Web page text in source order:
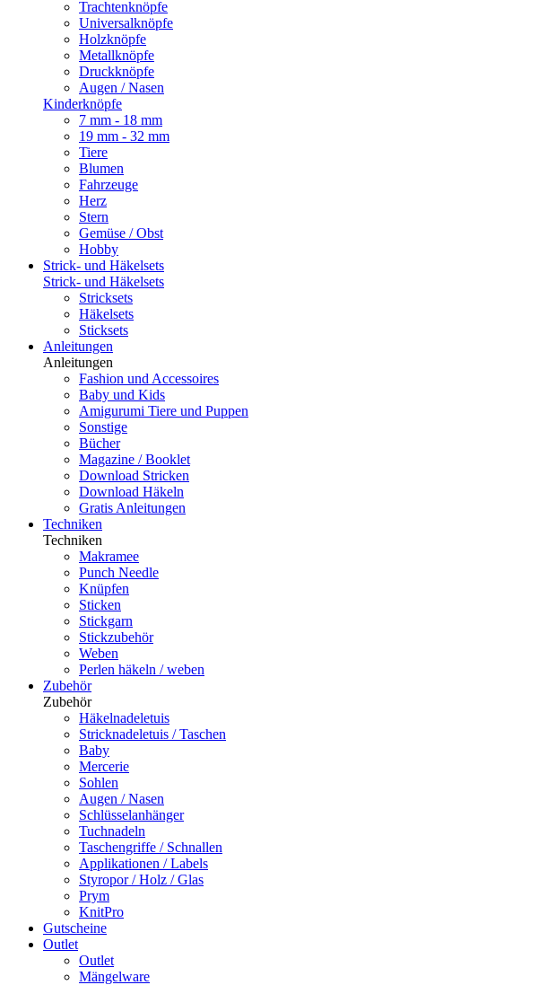
Trachtenknöpfe
Universalknöpfe
Holzknöpfe
Metallknöpfe
Druckknöpfe
Augen / Nasen
Kinderknöpfe
7 mm - 18 mm
19 mm - 32 mm
Tiere
Blumen
Fahrzeuge
Herz
Stern
Gemüse / Obst
Hobby
Strick- und Häkelsets
Strick- und Häkelsets
Stricksets
Häkelsets
Sticksets
Anleitungen
Anleitungen
Fashion und Accessoires
Baby und Kids
Amigurumi Tiere und Puppen
Sonstige
Bücher
Magazine / Booklet
Download Stricken
Download Häkeln
Gratis Anleitungen
Techniken
Techniken
Makramee
Punch Needle
Knüpfen
Sticken
Stickgarn
Stickzubehör
Weben
Perlen häkeln / weben
Zubehör
Zubehör
Häkelnadeletuis
Stricknadeletuis / Taschen
Baby
Mercerie
Sohlen
Augen / Nasen
Schlüsselanhänger
Tuchnadeln
Taschengriffe / Schnallen
Applikationen / Labels
Styropor / Holz / Glas
Prym
KnitPro
Gutscheine
Outlet
Outlet
Mängelware